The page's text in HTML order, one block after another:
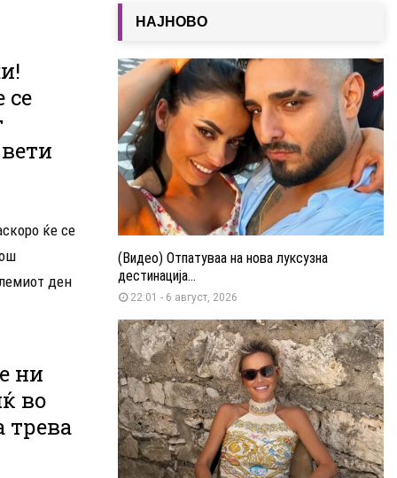
се
ќе се
ден
ни
во
НАЈНОВО
(Видео) Отпатуваа на нова луксузна
дестинација...
22:01 - 6 август, 2026